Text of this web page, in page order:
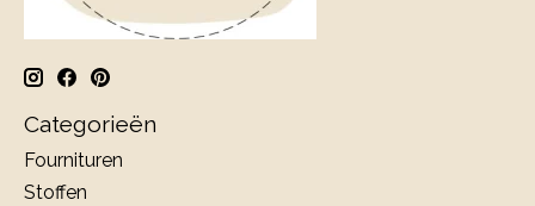
Categorieën
Fournituren
Stoffen